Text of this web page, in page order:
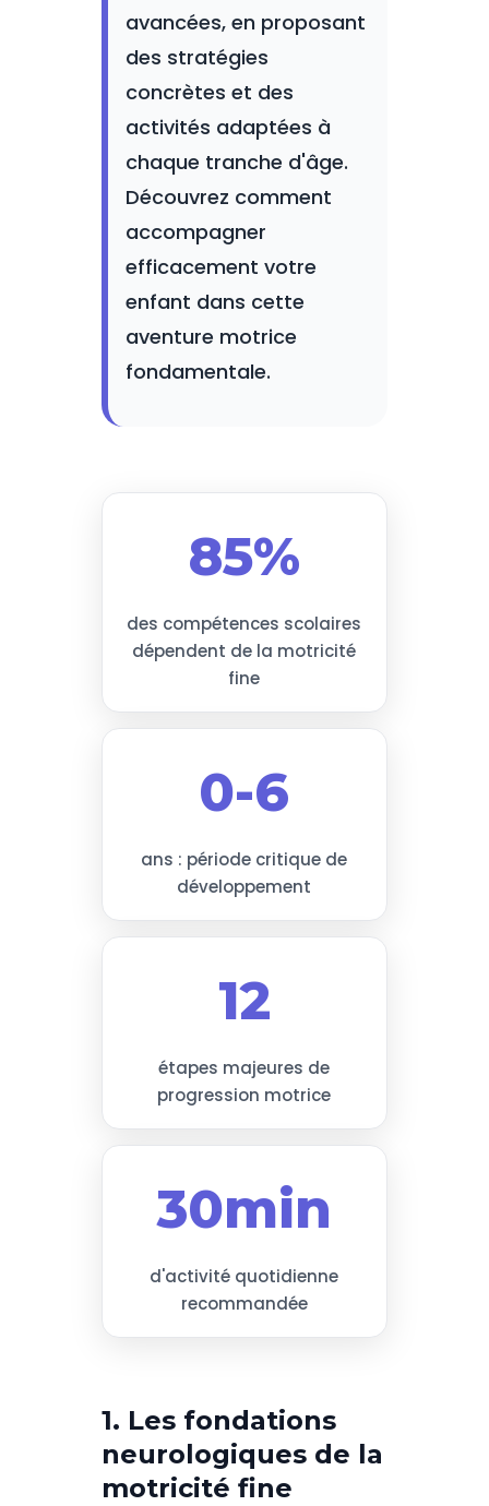
avancées, en proposant
des stratégies
concrètes et des
activités adaptées à
chaque tranche d'âge.
Découvrez comment
accompagner
efficacement votre
enfant dans cette
aventure motrice
fondamentale.
85%
des compétences scolaires
dépendent de la motricité
fine
0-6
ans : période critique de
développement
12
étapes majeures de
progression motrice
30min
d'activité quotidienne
recommandée
1. Les fondations
neurologiques de la
motricité fine